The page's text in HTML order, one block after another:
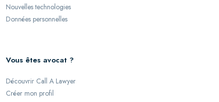
Nouvelles technologies
Données personnelles
Vous êtes avocat ?
Découvrir Call A Lawyer
Créer mon profil